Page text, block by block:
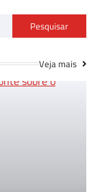
Pesquisar
Veja mais